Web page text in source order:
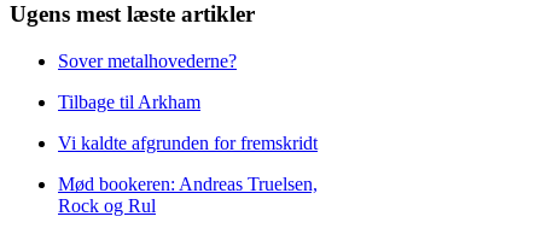
Ugens mest læste artikler
Sover metalhovederne?
Tilbage til Arkham
Vi kaldte afgrunden for fremskridt
Mød bookeren: Andreas Truelsen,
Rock og Rul